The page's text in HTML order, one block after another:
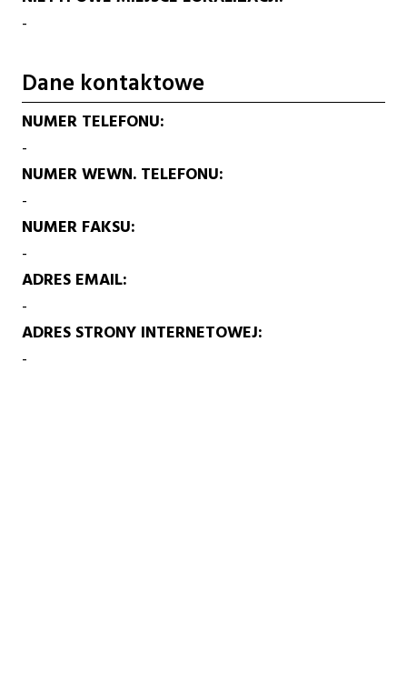
-
Dane kontaktowe
NUMER TELEFONU
-
NUMER WEWN. TELEFONU
-
NUMER FAKSU
-
ADRES EMAIL
-
ADRES STRONY INTERNETOWEJ
-